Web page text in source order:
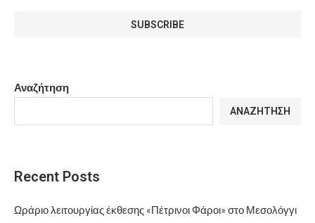
Αναζήτηση
ΑΝΑΖΉΤΗΣΗ
Recent Posts
Ωράριο λειτουργίας έκθεσης «Πέτρινοι Φάροι» στο Μεσολόγγι